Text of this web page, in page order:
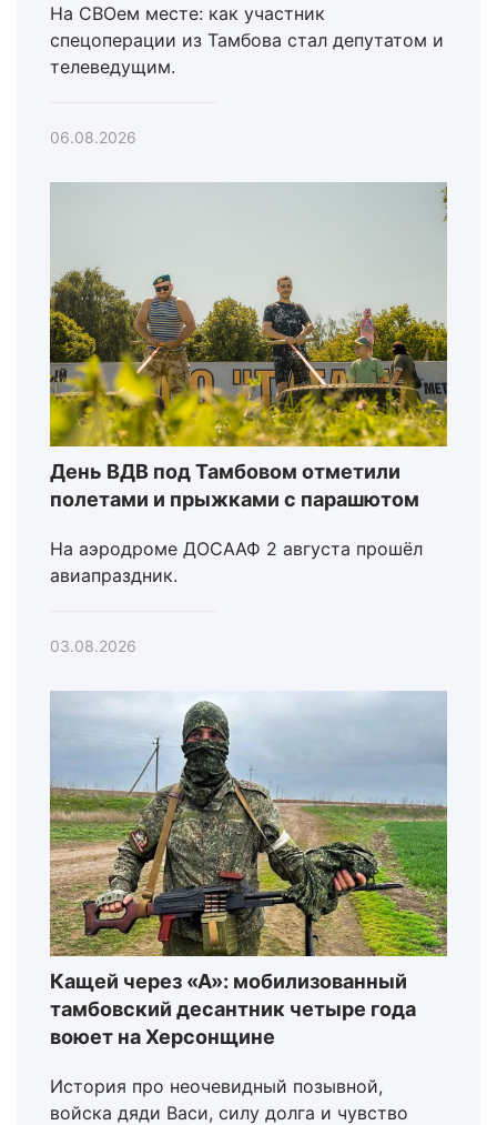
На СВОем месте: как участник
спецоперации из Тамбова стал депутатом и
телеведущим.
06.08.2026
День ВДВ под Тамбовом отметили
полетами и прыжками с парашютом
На аэродроме ДОСААФ 2 августа прошёл
авиапраздник.
03.08.2026
Кащей через «А»: мобилизованный
тамбовский десантник четыре года
воюет на Херсонщине
История про неочевидный позывной,
войска дяди Васи, силу долга и чувство